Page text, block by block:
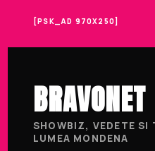
[PSK_AD 970X250]
BRAVONET
SHOWBIZ, VEDETE SI
LUMEA MONDENA